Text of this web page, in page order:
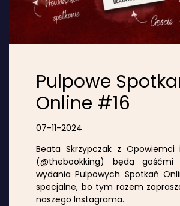
Pulpowe
Online #16
07-11-2024
Beata Skrzypczak z Opowiemci
(@thebookking) będą gośćmi
wydania Pulpowych Spotkań
specjalne, bo tym razem
naszego Instagrama.